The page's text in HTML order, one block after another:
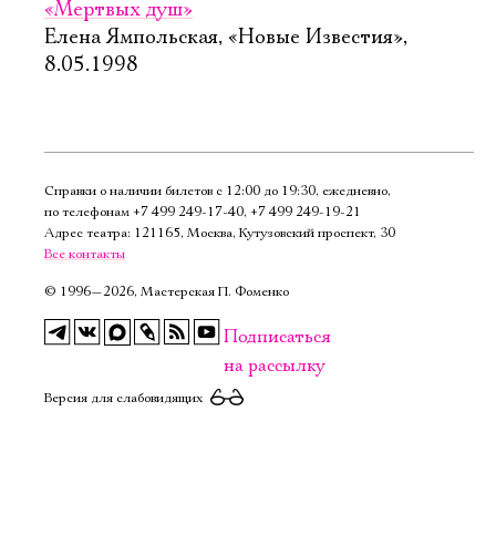
«Мертвых душ»
Елена Ямпольская, «Новые Известия»,
8.05.1998
Справки о наличии билетов с 12:00 до 19:30, ежедневно,
по телефонам +7 499 249‑17‑40, +7 499 249‑19‑21
Адрес театра: 121165, Москва, Кутузовский проспект, 30
Все контакты
© 1996—2026, Мастерская П. Фоменко
Подписаться
на рассылку
Версия для слабовидящих